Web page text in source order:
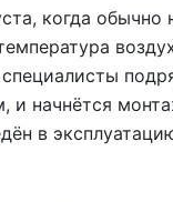
когда
и начнётся
в